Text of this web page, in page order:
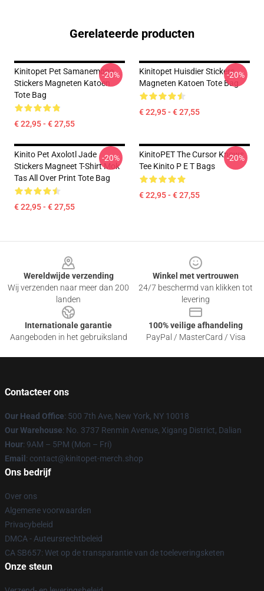
Gerelateerde producten
Kinitopet Pet Samanemone
Stickers Magneten Katoen
Tote Bag
€ 22,95 - € 27,55
-20%
Kinitopet Huisdier Stickers
Magneten Katoen Tote Bag
€ 22,95 - € 27,55
-20%
Kinito Pet Axolotl Jade
Stickers Magneet T-Shirt Mok
Tas All Over Print Tote Bag
€ 22,95 - € 27,55
-20%
KinitoPET The Cursor Knows
Tee Kinito P E T Bags
€ 22,95 - € 27,55
-20%
Wereldwijde verzending
Wij verzenden naar meer dan 200
landen
Winkel met vertrouwen
24/7 beschermd van klikken tot
levering
Internationale garantie
Aangeboden in het gebruiksland
100% veilige afhandeling
PayPal / MasterCard / Visa
Contacteer ons
Our Head Office: 500 7th Ave, New York, NY 10018
Our Warehouse: No. 3737 Renmin Avenue, Xigang District, Dalian
Hour: 9AM – 5PM (Mon – Fri)
Email : contact@kinitopet-merch.shop
Ons bedrijf
Over ons
Algemene voorwaarden
Privacybeleid
DMCA - Auteursrechtbeleid
CA SB657: Wet op de transparantie van de toeleveringsketen
Onze steun